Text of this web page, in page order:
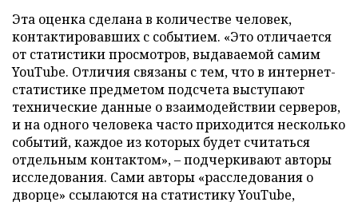
Эта оценка сделана в количестве человек,
контактировавших с событием. «Это отличается
от статистики просмотров, выдаваемой самим
YouТube. Отличия связаны с тем, что в интернет-
статистике предметом подсчета выступают
технические данные о взаимодействии серверов,
и на одного человека часто приходится несколько
событий, каждое из которых будет считаться
отдельным контактом», – подчеркивают авторы
исследования. Сами авторы «расследования о
дворце» ссылаются на статистику YouTube,